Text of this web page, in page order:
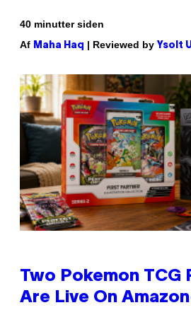
40 minutter siden
Af Maha Haq | Reviewed by Ysolt
Two Pokemon TCG
Are Live On